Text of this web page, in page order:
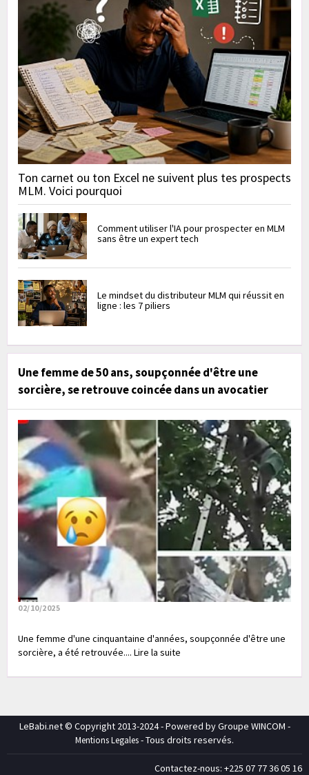
Ton carnet ou ton Excel ne suivent plus tes prospects
MLM. Voici pourquoi
Comment utiliser l'IA pour prospecter en MLM
sans être un expert tech
Le mindset du distributeur MLM qui réussit en
ligne : les 7 piliers
Une femme de 50 ans, soupçonnée d'être une
sorcière, se retrouve coincée dans un avocatier
02/10/2025
Une femme d'une cinquantaine d'années, soupçonnée d'être une
sorcière, a été retrouvée.... Lire la suite
LeBabi.net © Copyright 2013-2024 - Powered by Groupe WINCOM -
Mentions Legales- Tous droits reservés.
Contactez-nous: +225 07 77 36 05 16